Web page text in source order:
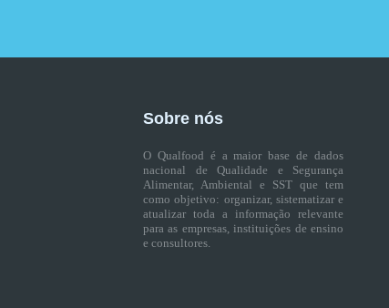
Sobre nós
O Qualfood é a maior base de dados
nacional de Qualidade e Segurança
Alimentar, Ambiental e SST que tem
como objetivo: organizar, sistematizar e
atualizar toda a informação relevante
para as empresas, instituições de ensino
e consultores.